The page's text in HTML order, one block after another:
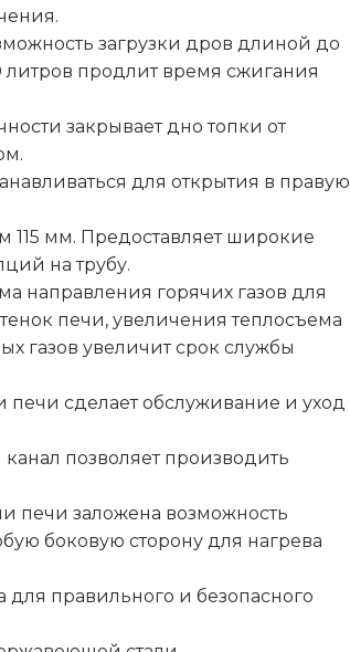
загрузки дров длиной до
литров продлит время сжигания
закрывает дно топки от
для открытия в правую
мм. Предоставляет широкие
на трубу.
направления горячих газов для
печи, увеличения теплосъема
газов увеличит срок службы
печи сделает обслуживание и уход
позволяет производить
печи заложена возможность
боковую сторону для нагрева
правильного и безопасного